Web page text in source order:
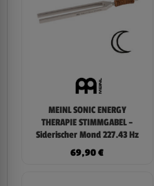
MEINL SONIC ENERGY
THERAPIE STIMMGABEL –
Siderischer Mond 227.43 Hz
69,90€